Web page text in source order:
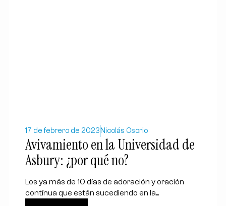
17 de febrero de 2023 Nicolás Osorio
Avivamiento en la Universidad de
Asbury: ¿por qué no?
Los ya más de 10 días de adoración y oración
contínua que están sucediendo en la...